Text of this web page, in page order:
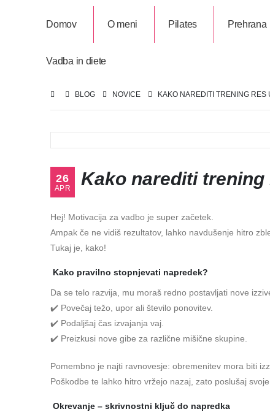
Domov O meni Pilates Prehrana
Vadba in diete
BLOG NOVICE KAKO NAREDITI TRENING RES
26
APR Kako narediti
Hej! Motivacija za vadbo je super začetek.
Ampak če ne vidiš rezultatov, lahko navdušenje hitro
Tukaj je, kako!
Kako pravilno stopnjevati napredek?
Da se telo razvija, mu moraš redno postavljati nove
✔️ Povečaj težo, upor ali število ponovitev.
✔️ Podaljšaj čas izvajanja vaj.
✔️ Preizkusi nove gibe za različne mišične skupine.
Pomembno je najti ravnovesje: obremenitev mora biti
Poškodbe te lahko hitro vržejo nazaj, zato poslušaj
Okrevanje – skrivnostni ključ do napredka